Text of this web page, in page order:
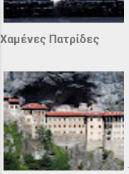
Χαμένες Πατρίδες